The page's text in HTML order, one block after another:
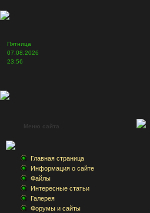
Пятница
07.08.2026
23:56
Меню сайта
Главная страница
Информация о сайте
Файлы
Интересные статьи
Галерея
Форумы и сайты